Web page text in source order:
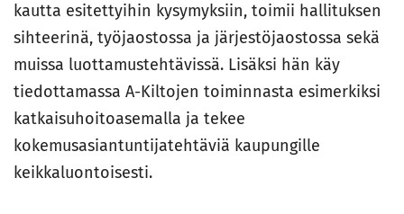
kautta esitettyihin kysymyksiin, toimii hallituksen
sihteerinä, työjaostossa ja järjestöjaostossa sekä
muissa luottamustehtävissä. Lisäksi hän käy
tiedottamassa A-Kiltojen toiminnasta esimerkiksi
katkaisuhoitoasemalla ja tekee
kokemusasiantuntijatehtäviä kaupungille
keikkaluontoisesti.